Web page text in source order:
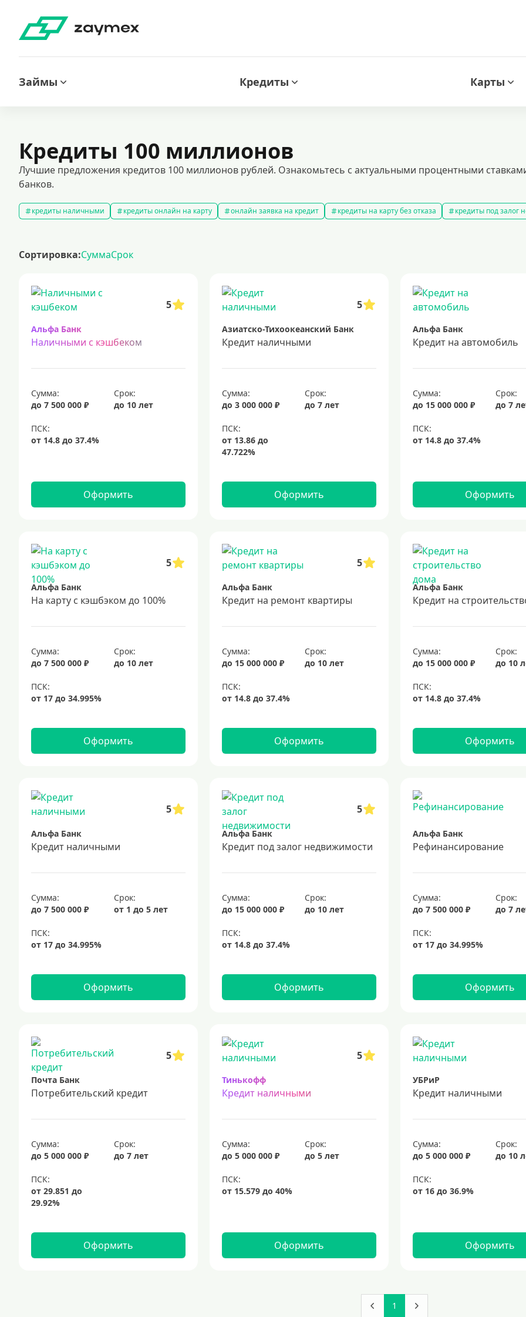
Займы Кредиты Карты
Кредиты 100 миллионов
Лучшие предложения кредитов 100 миллионов рублей. Ознакомьтесь с актуальными процентными
банков.
кредиты наличными кредиты онлайн на карту онлайн заявка на кредит кредиты на карту без отказа
кредиты под залог
кредит на 200000 рублей
срочный кредит
Сортировка:СуммаСрок
5
Альфа Банк
Наличными с кэшбеком
Сумма:
до 7 500 000 ₽
Срок:
до 10 лет
Оформить
5
Азиатско-Тихоокеанский Банк
Кредит наличными
Сумма:
до 3 000 000 ₽
Срок:
до 7 лет
Оформить
Альфа Банк
Кредит на автомобиль
Сумма:
до 15 000 000 ₽
Срок:
до 7
Оформить
5
Альфа Банк
На карту с кэшбэком до 100%
Сумма:
до 7 500 000 ₽
Срок:
до 10 лет
Оформить
5
Альфа Банк
Кредит на ремонт квартиры
Сумма:
до 15 000 000 ₽
Срок:
до 10 лет
Оформить
Альфа Банк
Кредит на
Сумма:
до 15 000 000 ₽
Срок:
до 10
Оформить
5
Альфа Банк
Кредит наличными
Сумма:
до 7 500 000 ₽
Срок:
от 1 до 5 лет
Оформить
5
Альфа Банк
Кредит под залог недвижимости
Сумма:
до 15 000 000 ₽
Срок:
до 10 лет
Оформить
Альфа Банк
Рефинансирование
Сумма:
до 7 500 000 ₽
Срок:
до 7
Оформить
5
Почта Банк
Потребительский кредит
Сумма:
до 5 000 000 ₽
Срок:
до 7 лет
Оформить
5
Тинькофф
Кредит наличными
Сумма:
до 5 000 000 ₽
Срок:
до 5 лет
Оформить
УБРиР
Кредит наличными
Сумма:
до 5 000 000 ₽
Срок:
до 10
Оформить
1